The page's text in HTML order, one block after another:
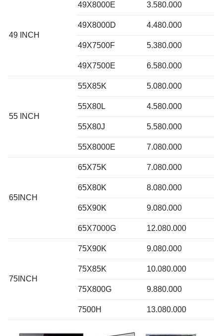
49 INCH
49X8000E 3.580.000
49X8000D 4.480.000
49X7500F 5.380.000
49X7500E 6.580.000
55 INCH
55X85K 5.080.000
55X80L 4.580.000
55X80J 5.580.000
55X8000E 7.080.000
65INCH
65X75K 7.080.000
65X80K 8.080.000
65X90K 9.080.000
65X7000G 12.080.000
75INCH
75X90K 9.080.000
75X85K 10.080.000
75X800G 9.880.000
7500H 13.080.000